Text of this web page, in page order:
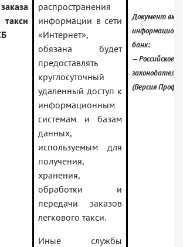
распространения
информации в сети
«Интернет»,
обязана будет
предоставлять
круглосуточный
удаленный доступ к
информационным
системам и базам
данных,
используемым для
получения,
хранения,
обработки и
передачи заказов
легкового такси.
Иные службы
Документ
банк:
— Российское
(Версия Проф)